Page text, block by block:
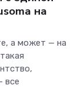
на
а может — на
все